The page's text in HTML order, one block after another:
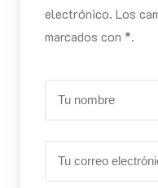
electrónico. Los
marcados con *.